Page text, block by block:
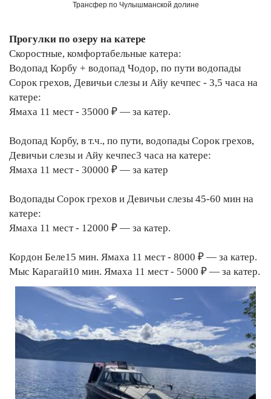
Трансфер по Чулышманской долине
Прогулки по озеру на катере
Скоростные, комфортабельные катера:
Водопад Корбу + водопад Чодор, по пути водопады
Сорок грехов, Девичьи слезы и Айу кечпес - 3,5 часа на
катере:
Ямаха 11 мест - 35000 ₽ — за катер.
Водопад Корбу, в т.ч., по пути, водопады Сорок грехов,
Девичьи слезы и Айу кечпес3 часа на катере:
Ямаха 11 мест - 30000 ₽ — за катер
Водопады Сорок грехов и Девичьи слезы 45-60 мин на
катере:
Ямаха 11 мест - 12000 ₽ — за катер.
Кордон Беле15 мин. Ямаха 11 мест - 8000 ₽ — за катер.
Мыс Карагай10 мин. Ямаха 11 мест - 5000 ₽ — за катер.